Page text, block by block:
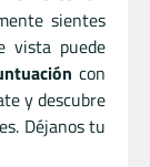
sientes
vista puede
con
y descubre
Déjanos tu